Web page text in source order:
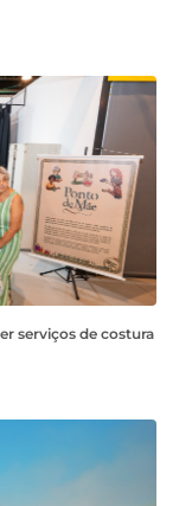
serviços de costura